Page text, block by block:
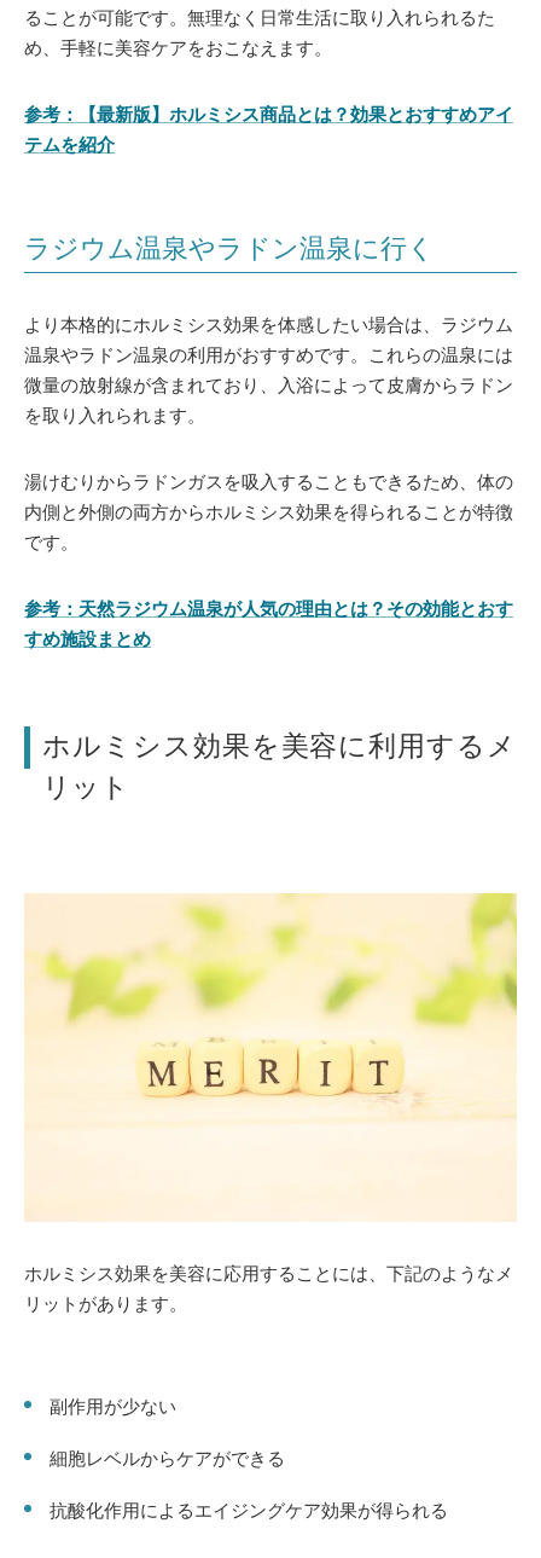
ることが可能です。無理なく日常生活に取り入れられるた
め、手軽に美容ケアをおこなえます。
参考：【最新版】ホルミシス商品とは？効果とおすすめアイ
テムを紹介
ラジウム温泉やラドン温泉に行く
より本格的にホルミシス効果を体感したい場合は、ラジウム
温泉やラドン温泉の利用がおすすめです。これらの温泉には
微量の放射線が含まれており、入浴によって皮膚からラドン
を取り入れられます。
湯けむりからラドンガスを吸入することもできるため、体の
内側と外側の両方からホルミシス効果を得られることが特徴
です。
参考：天然ラジウム温泉が人気の理由とは？その効能とおす
すめ施設まとめ
ホルミシス効果を美容に利用するメ
リット
ホルミシス効果を美容に応用することには、下記のようなメ
リットがあります。
副作用が少ない
細胞レベルからケアができる
抗酸化作用によるエイジングケア効果が得られる